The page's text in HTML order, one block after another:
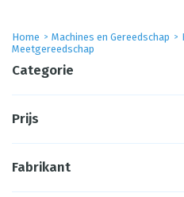
Home Machines en Gereedschap
Meetgereedschap
Categorie
Prijs
Fabrikant